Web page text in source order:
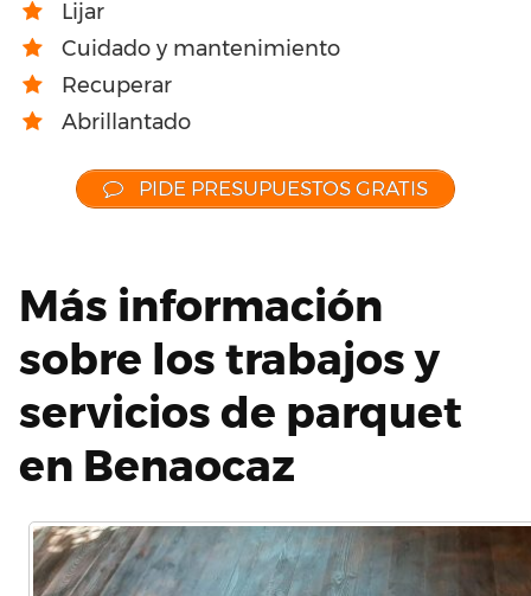
Lijar
Cuidado y mantenimiento
Recuperar
Abrillantado
PIDE PRESUPUESTOS GRATIS
Más información
sobre los trabajos y
servicios de parquet
en Benaocaz